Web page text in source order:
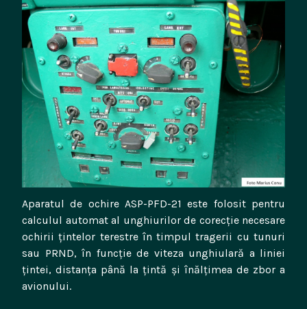
Aparatul de ochire ASP-PFD-21 este folosit pentru
calculul automat al unghiurilor de corecție necesare
ochirii țintelor terestre în timpul tragerii cu tunuri
sau PRND, în funcție de viteza unghiulară a liniei
țintei, distanța până la țintă și înălțimea de zbor a
avionului.